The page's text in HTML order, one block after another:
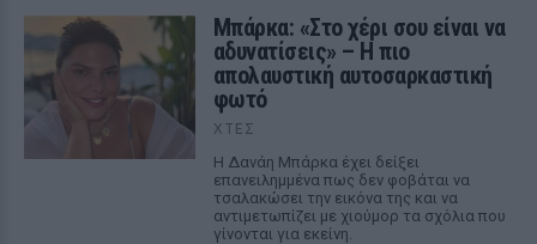
Μπάρκα: «Στο χέρι σου είναι να
αδυνατίσεις» – Η πιο
απολαυστική αυτοσαρκαστική
φωτό
ΧΤΕΣ
Η Δανάη Μπάρκα έχει δείξει
επανειλημμένα πως δεν φοβάται να
τσαλακώσει την εικόνα της και να
αντιμετωπίζει με χιούμορ τα σχόλια που
γίνονται για εκείνη.